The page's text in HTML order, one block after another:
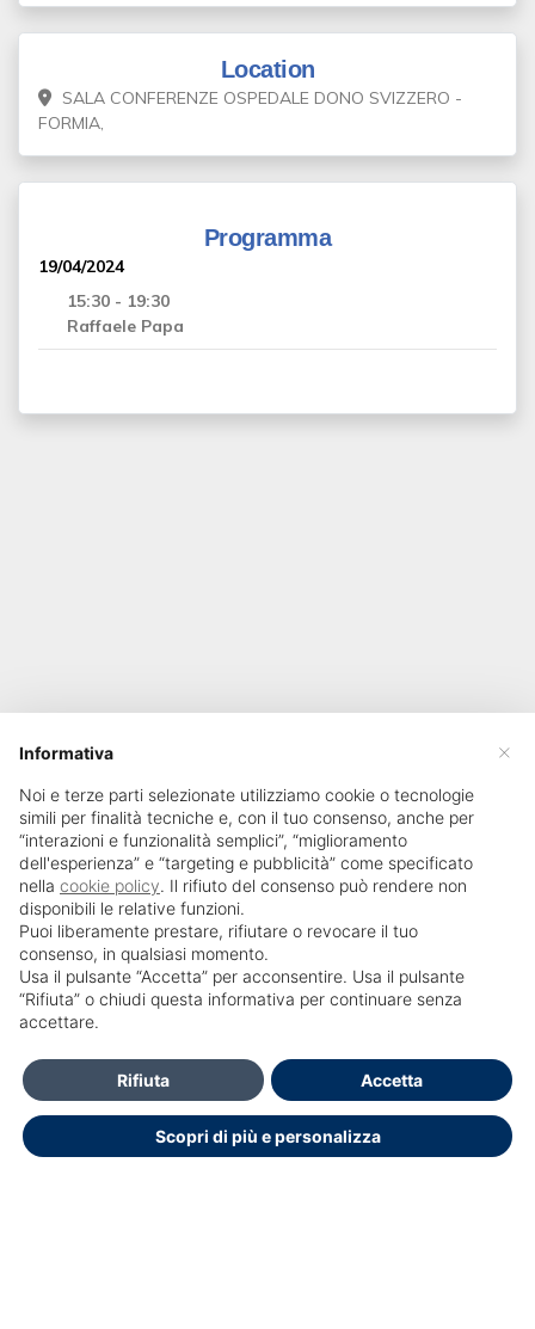
Location
SALA CONFERENZE OSPEDALE DONO SVIZZERO -
FORMIA,
Programma
19/04/2024
15:30 - 19:30
Raffaele Papa
SailPortal 8.5.1 build 18
HELP DESK OPENDOCTOR
info@opendoctor.it
+39 089 934 00 01
+39 3348792286
×
Informativa
Noi e terze parti selezionate utilizziamo cookie o tecnologie
simili per finalità tecniche e, con il tuo consenso, anche per
“interazioni e funzionalità semplici”, “miglioramento
dell'esperienza” e “targeting e pubblicità” come specificato
nella cookie policy. Il rifiuto del consenso può rendere non
disponibili le relative funzioni.
Puoi liberamente prestare, rifiutare o revocare il tuo
consenso, in qualsiasi momento.
Usa il pulsante “Accetta” per acconsentire. Usa il pulsante
“Rifiuta” o chiudi questa informativa per continuare senza
accettare.
Scopri di più e personalizza
Rifiuta Accetta